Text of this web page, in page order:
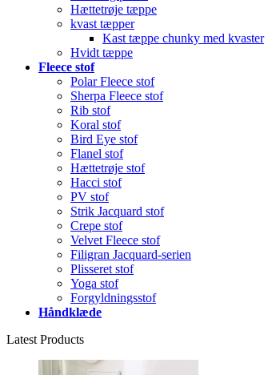
Hættetrøje tæppe
kvast tæpper
Kast tæppe chunky med kvaster
Hvidt tæppe
Fleece stof
Polar Fleece stof
Sherpa Fleece stof
Rib stof
Koral stof
Bird Eye stof
Flanel stof
Hættetrøje stof
Hacci stof
PV stof
Strik Jacquard stof
Crepe stof
Velvet Fleece stof
Filigran Jacquard-serien
Plisseret stof
Yoga stof
Forgyldningsstof
Håndklæde
Latest Products